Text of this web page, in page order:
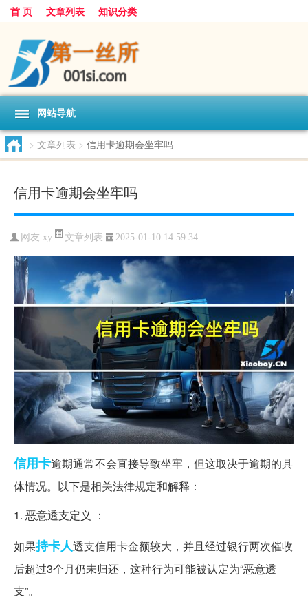
首 页 文章列表 知识分类
网站导航
> 文章列表 > 信用卡逾期会坐牢吗
信用卡逾期会坐牢吗
网友:xy 文章列表 2025-01-10 14:59:34
信用卡逾期通常不会直接导致坐牢，但这取决于逾期的具
体情况。以下是相关法律规定和解释：
1. 恶意透支定义 ：
如果持卡人透支信用卡金额较大，并且经过银行两次催收
后超过3个月仍未归还，这种行为可能被认定为“恶意透
支”。